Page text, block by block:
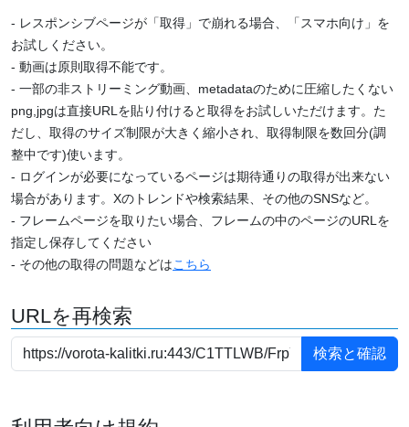
- レスポンシブページが「取得」で崩れる場合、「スマホ向け」を
お試しください。
- 動画は原則取得不能です。
- 一部の非ストリーミング動画、metadataのために圧縮したくない
png,jpgは直接URLを貼り付けると取得をお試しいただけます。た
だし、取得のサイズ制限が大きく縮小され、取得制限を数回分(調
整中です)使います。
- ログインが必要になっているページは期待通りの取得が出来ない
場合があります。Xのトレンドや検索結果、その他のSNSなど。
- フレームページを取りたい場合、フレームの中のページのURLを
指定し保存してください
- その他の取得の問題などはこちら
URLを再検索